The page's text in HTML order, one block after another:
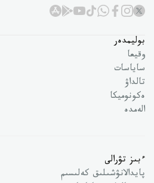
بوليمدەر
وقيعا
ساياسات
تالداۋ
ەكونوميكا
الەمدە
ءبىز تۋرالى
پايدالانۋشىلىق كەلىسىم